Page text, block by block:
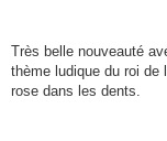
Très belle nouveauté
thème ludique du roi de
rose dans les dents.